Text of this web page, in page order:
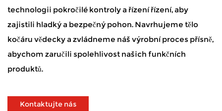
technologii pokročilé kontroly a řízení řízení, aby
zajistili hladký a bezpečný pohon. Navrhujeme tělo
kočáru vědecky a zvládneme náš výrobní proces přísně,
abychom zaručili spolehlivost našich funkčních
produktů.
Kontaktujte nás